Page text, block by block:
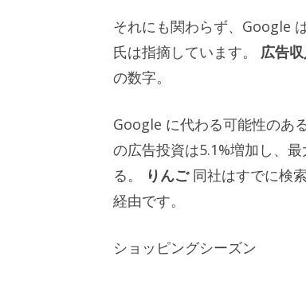
それにも関わらず、Google
氏は指摘しています。
広告収
の数字。
Google に代わる可能性のあ
の広告投資は5.1%増加し、
る。
りんご 同社はすでに検
経由です。
ショッピングシーズン